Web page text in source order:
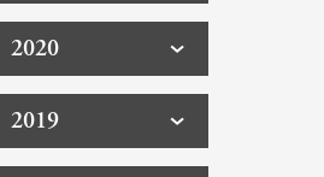
2020
2019